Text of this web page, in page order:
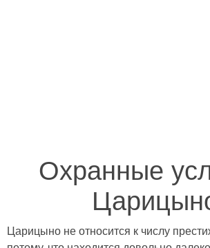
Охранные
Царицыно не относится к числу